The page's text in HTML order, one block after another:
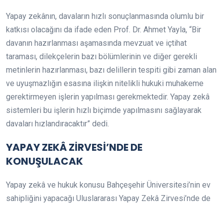
Yapay zekânın, davaların hızlı sonuçlanmasında olumlu bir
katkısı olacağını da ifade eden Prof. Dr. Ahmet Yayla, “Bir
davanın hazırlanması aşamasında mevzuat ve içtihat
taraması, dilekçelerin bazı bölümlerinin ve diğer gerekli
metinlerin hazırlanması, bazı delillerin tespiti gibi zaman alan
ve uyuşmazlığın esasına ilişkin nitelikli hukuki muhakeme
gerektirmeyen işlerin yapılması gerekmektedir. Yapay zekâ
sistemleri bu işlerin hızlı biçimde yapılmasını sağlayarak
davaları hızlandıracaktır” dedi.
YAPAY ZEKÂ ZİRVESİ’NDE DE
KONUŞULACAK
Yapay zekâ ve hukuk konusu Bahçeşehir Üniversitesi’nin ev
sahipliğini yapacağı Uluslararası Yapay Zekâ Zirvesi’nde de